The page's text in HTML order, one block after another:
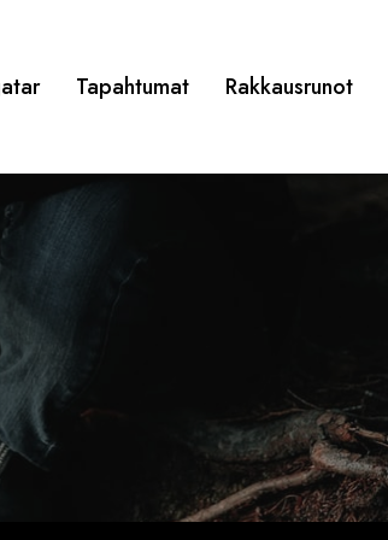
Tapahtumat Rakkausrunot